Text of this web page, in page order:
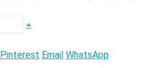
+
Pinterest Email WhatsApp